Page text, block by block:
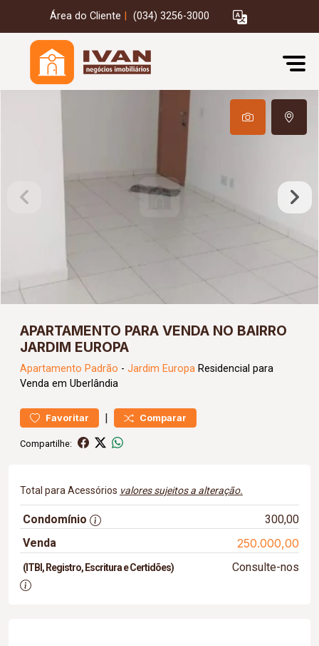
Área do Cliente (034) 3256-3000
APARTAMENTO PARA VENDA NO BAIRRO
JARDIM EUROPA
Apartamento Padrão - Jardim Europa Residencial para
Venda em Uberlândia
Favoritar | Comparar
Compartilhe:
Total para Acessórios valores sujeitos a alteração.
Condomínio
300,00
Venda
250.000,00
(ITBI, Registro, Escritura e Certidões) Consulte-nos